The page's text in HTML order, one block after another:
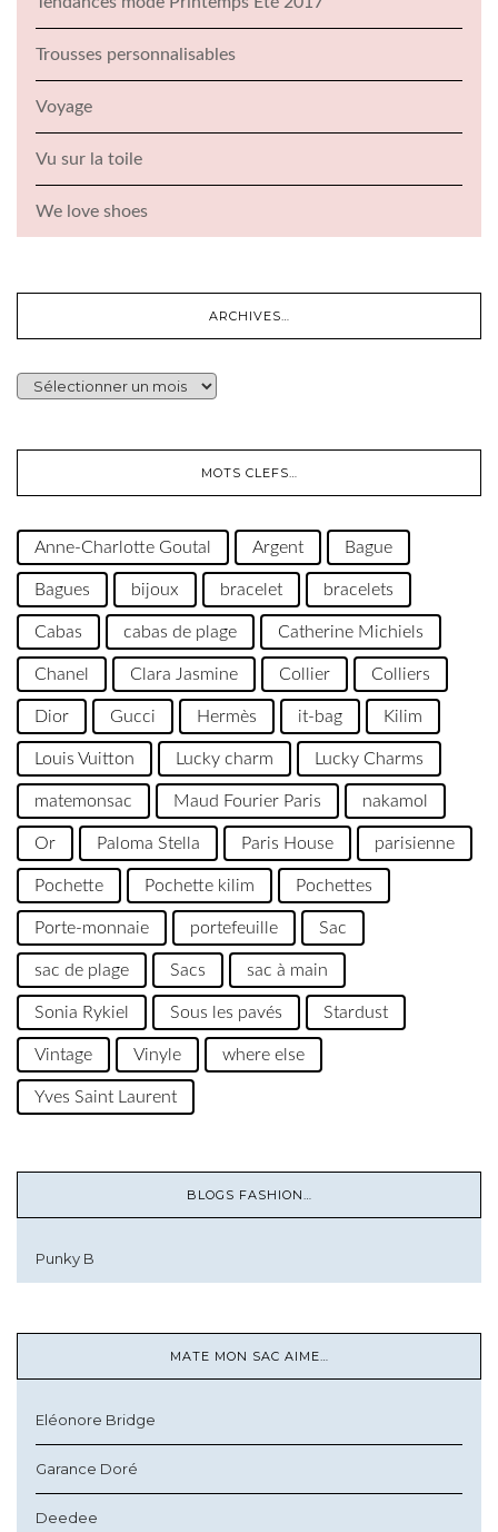
Trousses personnalisables
Voyage
Vu sur la toile
We love shoes
ARCHIVES…
ARCHIVES…
MOTS CLEFS…
Anne-Charlotte Goutal Argent Bague
Bagues bijoux bracelet bracelets
Cabas cabas de plage Catherine Michiels
Chanel Clara Jasmine Collier Colliers
Dior Gucci Hermès it-bag Kilim
Louis Vuitton Lucky charm Lucky Charms
matemonsac Maud Fourier Paris nakamol
Or Paloma Stella Paris House parisienne
Pochette Pochette kilim Pochettes
Porte-monnaie portefeuille Sac
sac de plage Sacs sac à main
Sonia Rykiel Sous les pavés Stardust
Vintage Vinyle where else
Yves Saint Laurent
BLOGS FASHION…
Punky B
MATE MON SAC AIME…
Eléonore Bridge
Garance Doré
Deedee